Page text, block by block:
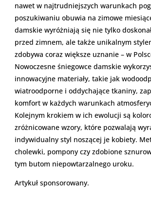
nawet w najtrudniejszych warunkach
poszukiwaniu obuwia na zimowe
damskie wyróżniają się nie tylko
przed zimnem, ale także unikalnym
zdobywa coraz większe uznanie – w
Nowoczesne śniegowce damskie
innowacyjne materiały, takie jak
wiatroodporne i oddychające tkaniny,
komfort w każdych warunkach
Kolejnym krokiem w ich ewolucji są
zróżnicowane wzory, które pozwalają
indywidualny styl noszącej je kobiety.
cholewki, pompony czy zdobione
tym butom niepowtarzalnego uroku.
Artykuł sponsorowany.